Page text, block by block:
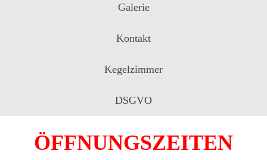
Galerie
Kontakt
Kegelzimmer
DSGVO
ÖFFNUNGSZEITEN